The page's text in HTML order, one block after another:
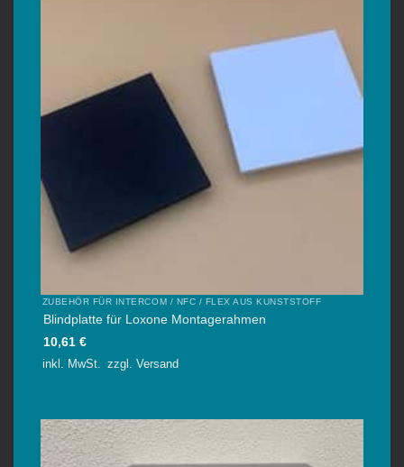
ZUBEHÖR FÜR INTERCOM / NFC / FLEX AUS KUNSTSTOFF
Blindplatte für Loxone Montagerahmen
10,61 €
inkl. MwSt. zzgl. Versand